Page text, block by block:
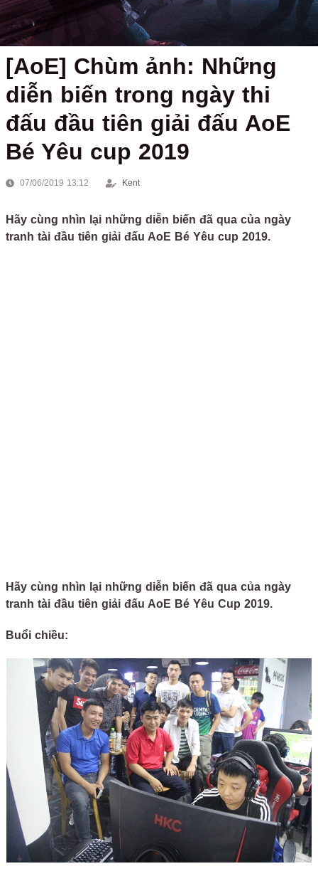
[AoE] Chùm ảnh: Những
diễn biến trong ngày thi
đấu đầu tiên giải đấu AoE
Bé Yêu cup 2019
07/06/2019 13:12 Kent
Hãy cùng nhìn lại những diễn biến đã qua của ngày
tranh tài đầu tiên giải đấu AoE Bé Yêu cup 2019.
Hãy cùng nhìn lại những diễn biến đã qua của ngày
tranh tài đầu tiên giải đấu AoE Bé Yêu Cup 2019.
Buổi chiều: